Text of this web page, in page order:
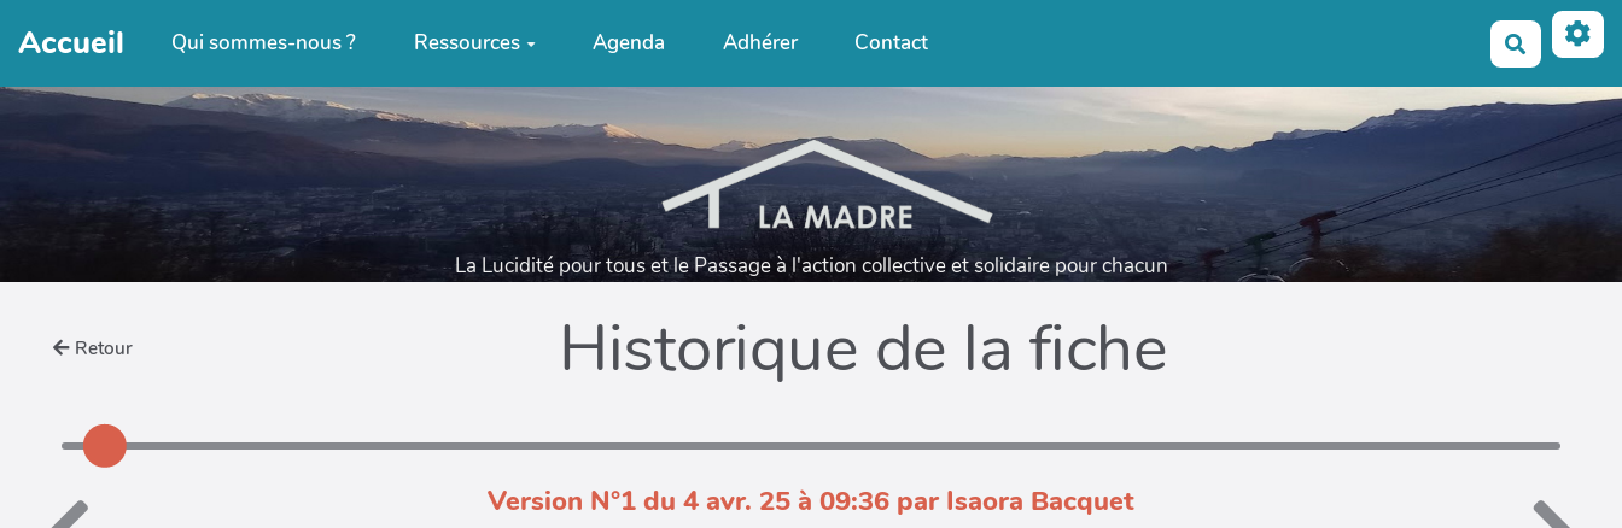
Accueil Qui sommes-nous ? Ressources Agenda Adhérer Contact
La Lucidité pour tous et le Passage à l'action collective et solidaire pour chacun
Retour Historique de la fiche
Version N°1 du 4 avr. 25 à 09:36 par Isaora Bacquet